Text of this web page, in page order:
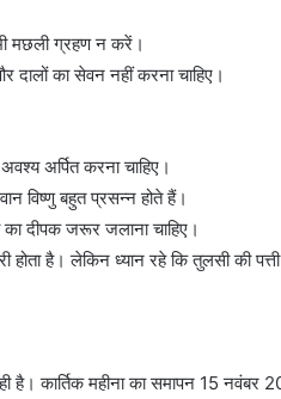
मछली ग्रहण न करें।
दालों का सेवन नहीं करना चाहिए।
अर्पित करना चाहिए।
विष्णु बहुत प्रसन्न होते हैं।
दीपक जरूर जलाना चाहिए।
है। लेकिन ध्यान रहे कि तुलसी की
कार्तिक महीना का समापन 15 नवंबर